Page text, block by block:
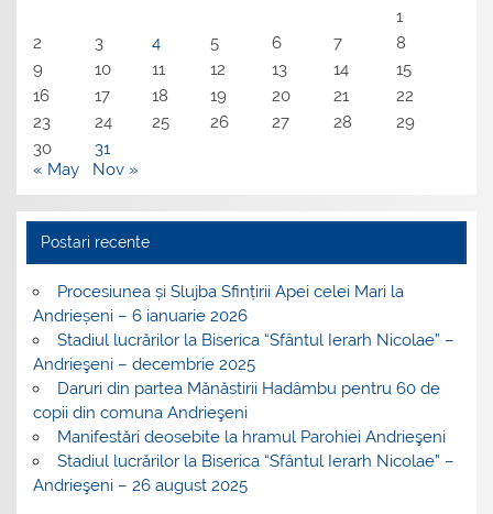
1
2
3 4 5 6 7
8
9
10 11 12 13 14
15
16
17 18 19 20 21
22
23
24 25 26 27 28
29
30
31
« May
Nov »
Postari recente
Procesiunea și Slujba Sfințirii Apei celei Mari la
Andrieșeni – 6 ianuarie 2026
Stadiul lucrărilor la Biserica “Sfântul Ierarh Nicolae” –
Andrieşeni – decembrie 2025
Daruri din partea Mănăstirii Hadâmbu pentru 60 de
copii din comuna Andrieşeni
Manifestări deosebite la hramul Parohiei Andrieşeni
Stadiul lucrărilor la Biserica “Sfântul Ierarh Nicolae” –
Andrieşeni – 26 august 2025